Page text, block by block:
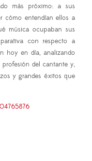
más próximo: a sus
cómo entendían ellos a
música ocupaban sus
con respecto a
hoy en día, analizando
del cantante y,
y grandes éxitos que